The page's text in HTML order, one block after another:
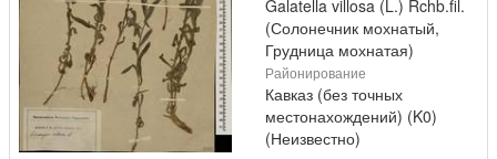
Galatella villosa (L.) Rchb.fil.
(Солонечник мохнатый,
Грудница мохнатая)
Районирование
Кавказ (без точных
местонахождений) (K0)
(Неизвестно)